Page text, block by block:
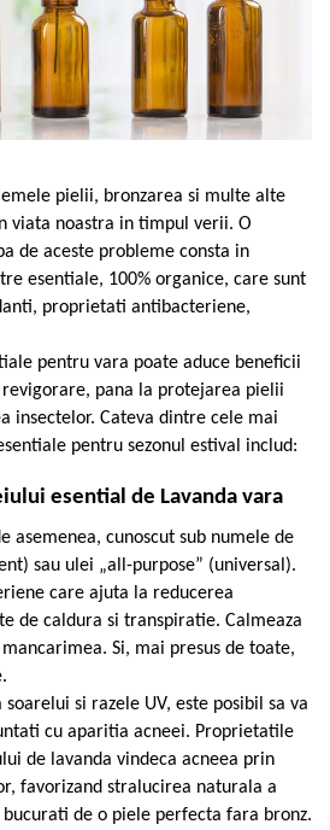
pielii, bronzarea si multe alte
viata noastra in timpul verii. O
de aceste probleme consta in
esentiale, 100% organice, care sunt
proprietati antibacteriene,
pentru vara poate aduce beneficii
pana la protejarea pielii
insectelor. Cateva dintre cele mai
pentru sezonul estival includ:
esential de Lavanda vara
asemenea, cunoscut sub numele de
sau ulei „all-purpose” (universal).
care ajuta la reducerea
de caldura si transpiratie. Calmeaza
Si, mai presus de toate,
si razele UV, este posibil sa va
cu aparitia acneei. Proprietatile
de lavanda vindeca acneea prin
favorizand stralucirea naturala a
de o piele perfecta fara bronz.